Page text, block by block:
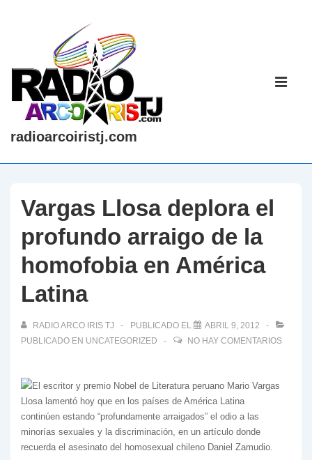
contenido
principal
radioarcoiristj.com
Vargas Llosa deplora el
profundo arraigo de la
homofobia en América
Latina
RADIO ARCO IRIS TJ PUBLICADO EL
ABRIL 9, 2012
PUBLICADO EN UNCATEGORIZED NO HAY COMENTARIOS
El escritor y premio Nobel de Literatura peruano Mario Vargas
Llosa lamentó hoy que en los países de América Latina
continúen estando “profundamente arraigados” el odio a las
minorías sexuales y la discriminación, en un artículo donde
recuerda el asesinato del homosexual chileno Daniel Zamudio.